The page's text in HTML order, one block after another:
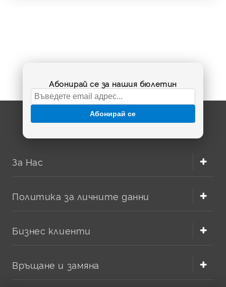
Абонирай се за нашия бюлетин
Абонирай се
За Нас
Политика за личните данни
Бизнес клиенти
Връщане и замяна